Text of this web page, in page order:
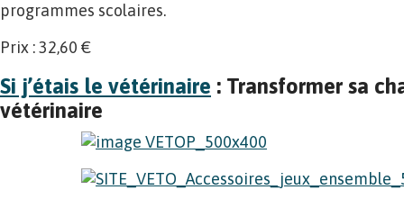
programmes scolaires.
Prix : 32,60 €
Si j’étais le vétérinaire : Transformer sa
vétérinaire